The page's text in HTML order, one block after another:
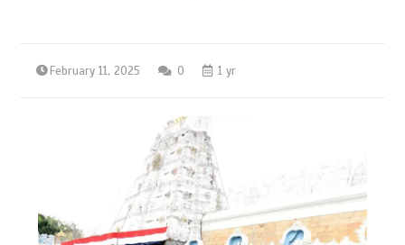
February 11, 2025 0 1 yr